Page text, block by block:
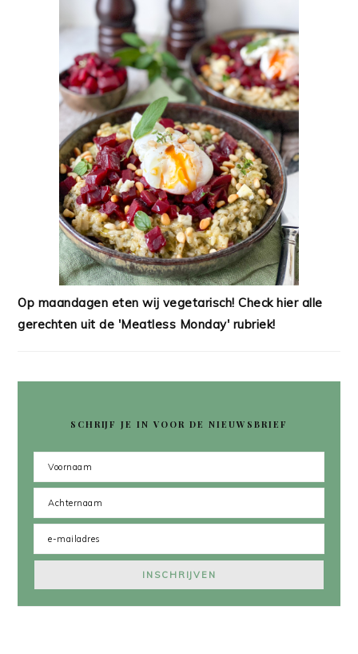
Op maandagen eten wij vegetarisch! Check hier alle
gerechten uit de 'Meatless Monday' rubriek!
SCHRIJF JE IN VOOR DE NIEUWSBRIEF